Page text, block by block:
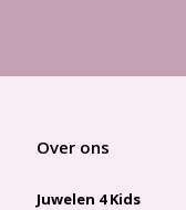
Over ons
Juwelen 4 Kids